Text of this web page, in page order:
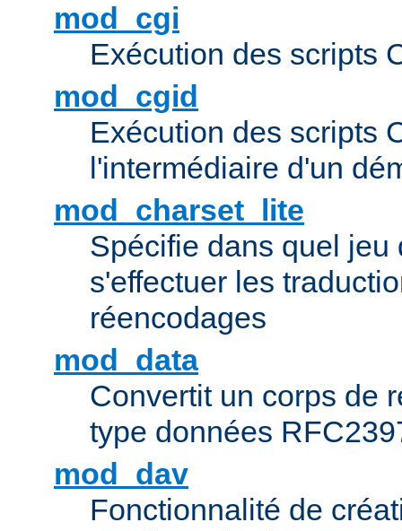
mod_cgi
Exécution des scripts
mod_cgid
Exécution des scripts
l'intermédiaire d'un
mod_charset_lite
Spécifie dans quel jeu
s'effectuer les
réencodages
mod_data
Convertit un corps de
type données
mod_dav
Fonctionnalité de